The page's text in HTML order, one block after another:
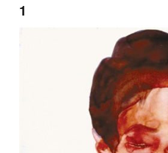
1